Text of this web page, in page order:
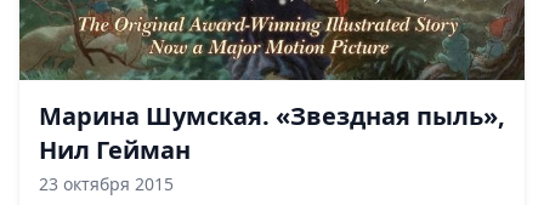
Марина Шумская. «Звездная пыль»,
Нил Гейман
23 октября 2015